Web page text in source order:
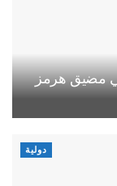
في مضيق هرمز
دولية